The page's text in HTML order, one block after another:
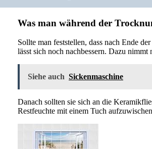
Was man während der
Sollte man feststellen, dass nach Ende
lässt sich noch nachbessern. Dazu
Siehe auch Sickenmaschine
Danach sollten sie sich an die
Restfeuchte mit einem Tuch